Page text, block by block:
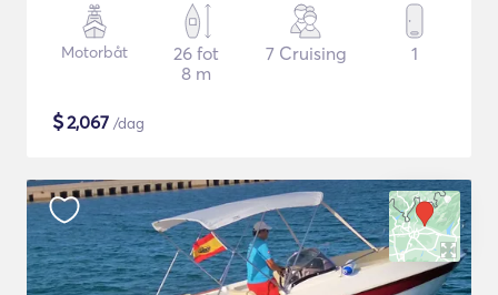
Motorbåt
26 fot
8 m
7 Cruising 1
$2,067 /dag